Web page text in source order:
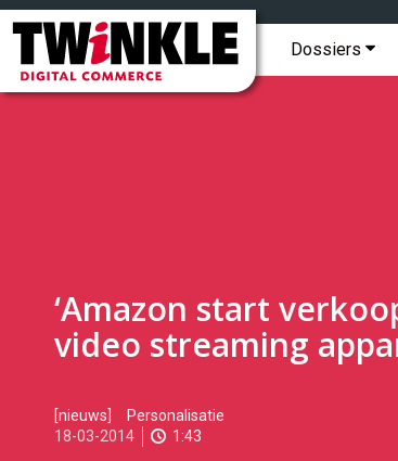
Twinkle
Digital
Commerce
Hoofdmenu
Dossiers
Topmenu
‘Amazon start
video streaming
2014-
03-
[nieuws]
Personalisatie
18-03-2014
1:43